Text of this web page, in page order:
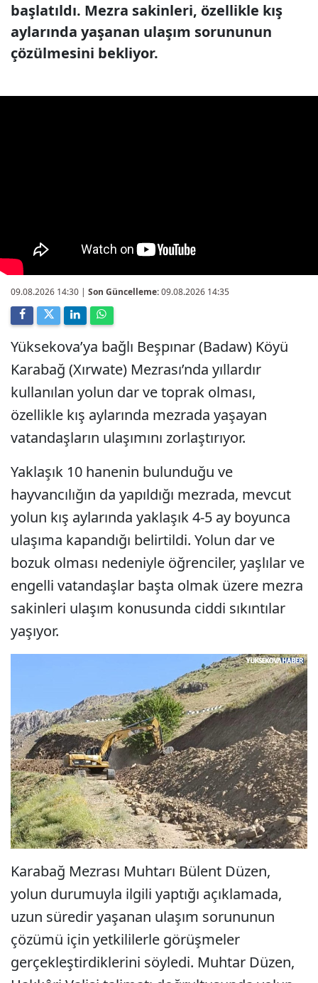
başlatıldı. Mezra sakinleri, özellikle kış
aylarında yaşanan ulaşım sorununun
çözülmesini bekliyor.
09.08.2026 14:30 | Son Güncelleme:09.08.2026 14:35
Yüksekova’ya bağlı Beşpınar (Badaw) Köyü
Karabağ (Xırwate) Mezrası’nda yıllardır
kullanılan yolun dar ve toprak olması,
özellikle kış aylarında mezrada yaşayan
vatandaşların ulaşımını zorlaştırıyor.
Yaklaşık 10 hanenin bulunduğu ve
hayvancılığın da yapıldığı mezrada, mevcut
yolun kış aylarında yaklaşık 4-5 ay boyunca
ulaşıma kapandığı belirtildi. Yolun dar ve
bozuk olması nedeniyle öğrenciler, yaşlılar ve
engelli vatandaşlar başta olmak üzere mezra
sakinleri ulaşım konusunda ciddi sıkıntılar
yaşıyor.
Karabağ Mezrası Muhtarı Bülent Düzen,
yolun durumuyla ilgili yaptığı açıklamada,
uzun süredir yaşanan ulaşım sorununun
çözümü için yetkililerle görüşmeler
gerçekleştirdiklerini söyledi. Muhtar Düzen,